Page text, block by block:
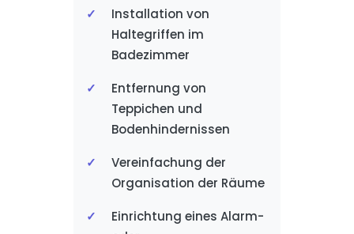
Installation von
Haltegriffen im
Badezimmer
Entfernung von
Teppichen und
Bodenhindernissen
Vereinfachung der
Organisation der Räume
Einrichtung eines Alarm-